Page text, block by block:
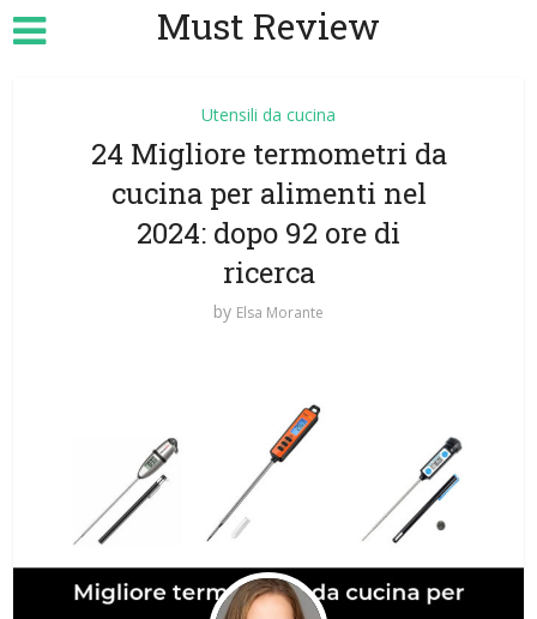
Must Review
Utensili da cucina
24 Migliore termometri da
cucina per alimenti nel
2024: dopo 92 ore di
ricerca
by Elsa Morante